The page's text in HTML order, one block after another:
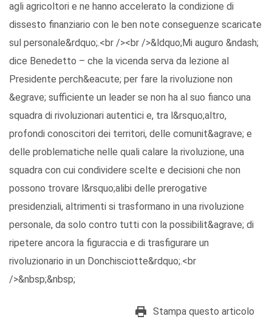
agli agricoltori e ne hanno accelerato la condizione di
dissesto finanziario con le ben note conseguenze scaricate
sul personale&rdquo;.<br /><br />&ldquo;Mi auguro &ndash;
dice Benedetto – che la vicenda serva da lezione al
Presidente perch&eacute; per fare la rivoluzione non
&egrave; sufficiente un leader se non ha al suo fianco una
squadra di rivoluzionari autentici e, tra l&rsquo;altro,
profondi conoscitori dei territori, delle comunit&agrave; e
delle problematiche nelle quali calare la rivoluzione, una
squadra con cui condividere scelte e decisioni che non
possono trovare l&rsquo;alibi delle prerogative
presidenziali, altrimenti si trasformano in una rivoluzione
personale, da solo contro tutti con la possibilit&agrave; di
ripetere ancora la figuraccia e di trasfigurare un
rivoluzionario in un Donchisciotte&rdquo;.<br
/>&nbsp;&nbsp;
Stampa questo articolo